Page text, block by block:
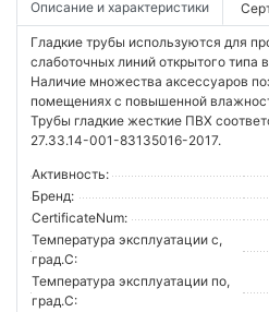
Описание и характеристики
Гладкие трубы используются для
слаботочных линий открытого типа
Наличие множества аксессуаров
помещениях с повышенной
Трубы гладкие жесткие ПВХ
27.33.14-001-83135016-2017.
Активность:
Бренд:
CertificateNum:
Температура эксплуатации с,
град.C:
Температура эксплуатации по,
град.C: